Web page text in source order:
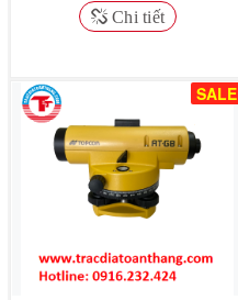
Chi tiết
SALE